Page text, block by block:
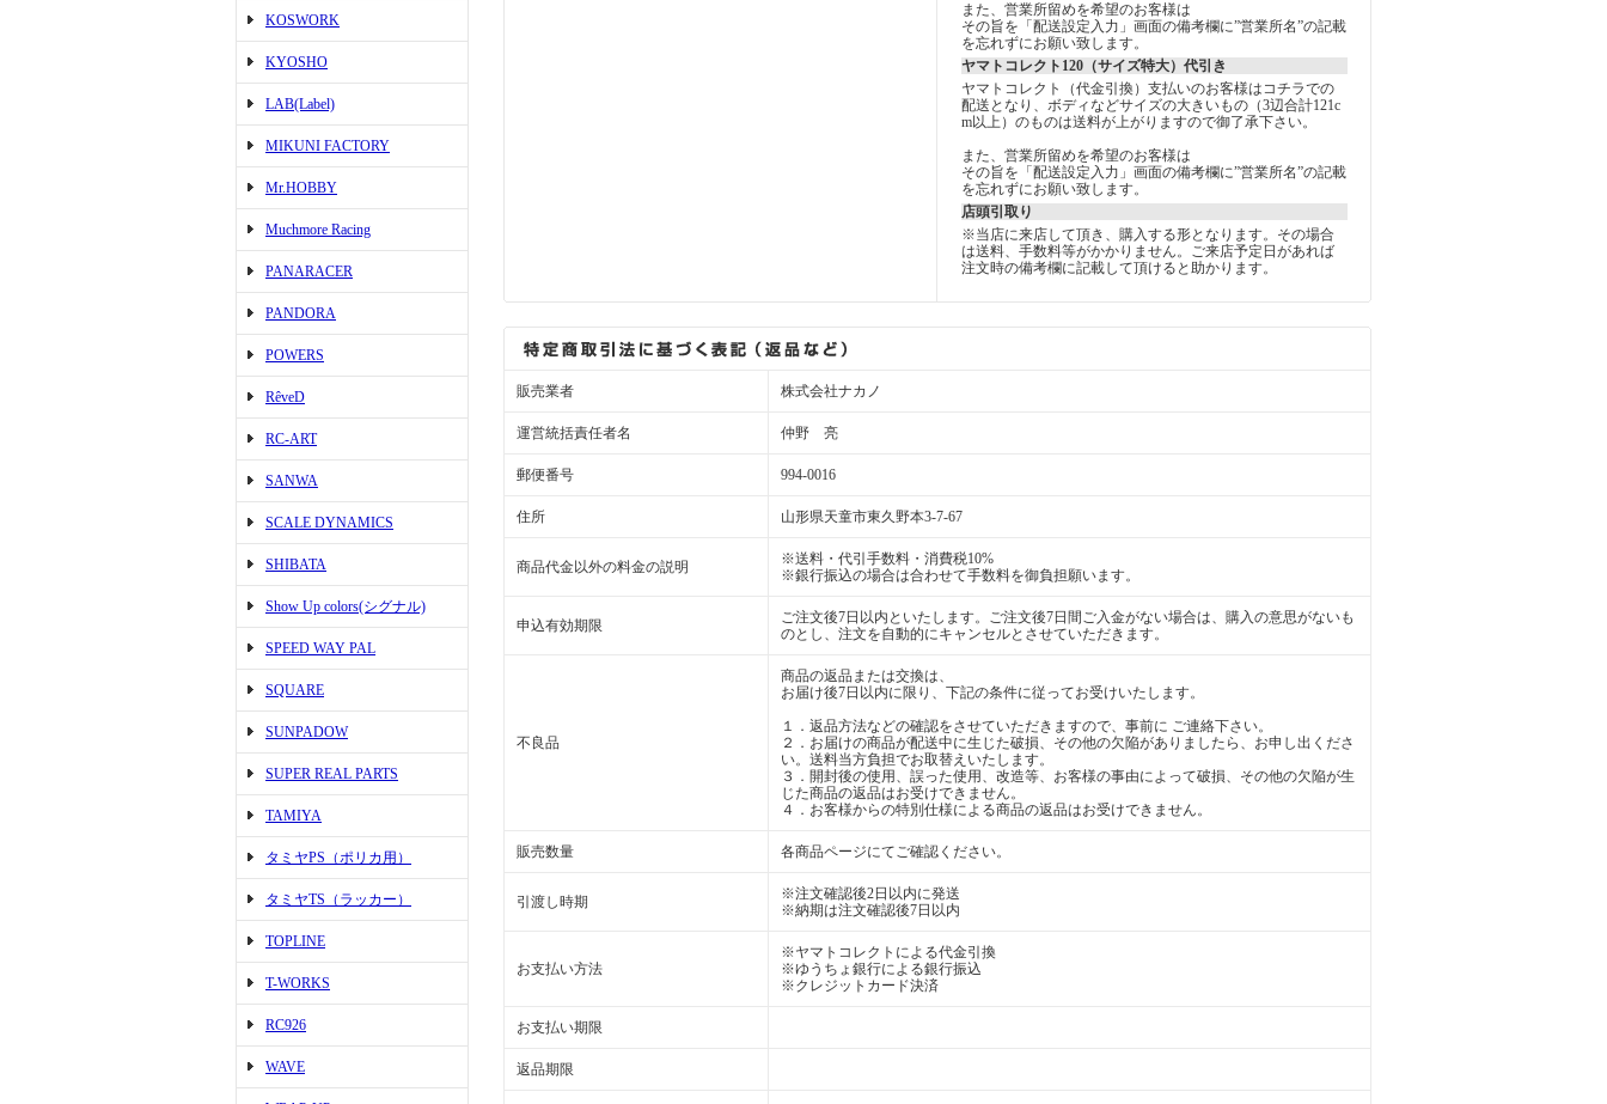
KOSWORK
KYOSHO
LAB(Label)
MIKUNI FACTORY
Mr.HOBBY
Muchmore Racing
PANARACER
PANDORA
POWERS
RêveD
RC-ART
SANWA
SCALE DYNAMICS
SHIBATA
Show Up colors(シグナル)
SPEED WAY PAL
SQUARE
SUNPADOW
SUPER REAL PARTS
TAMIYA
タミヤPS（ポリカ用）
タミヤTS（ラッカー）
TOPLINE
T-WORKS
RC926
WAVE
また、営業所留めを希望のお客様は
その旨を「配送設定入力」画面の備考欄に”営業所名”の記載
を忘れずにお願い致します。
ヤマトコレクト120（サイズ特大）代引き
ヤマトコレクト（代金引換）支払いのお客様はコチラでの
配送となり、ボディなどサイズの大きいもの（3辺合計121c
m以上）のものは送料が上がりますので御了承下さい。
また、営業所留めを希望のお客様は
その旨を「配送設定入力」画面の備考欄に”営業所名”の記載
を忘れずにお願い致します。
店頭引取り
※当店に来店して頂き、購入する形となります。その場合
は送料、手数料等がかかりません。ご来店予定日があれば
注文時の備考欄に記載して頂けると助かります。
販売業者 株式会社ナカノ
運営統括責任者名 仲野 亮
郵便番号 994-0016
住所 山形県天童市東久野本3-7-67
商品代金以外の料金の説明
※送料・代引手数料・消費税10%
※銀行振込の場合は合わせて手数料を御負担願います。
申込有効期限
ご注文後7日以内といたします。ご注文後7日間ご入金がない場合は、購入の意思がないも
のとし、注文を自動的にキャンセルとさせていただきます。
不良品
商品の返品または交換は、
お届け後7日以内に限り、下記の条件に従ってお受けいたします。
１．返品方法などの確認をさせていただきますので、事前に ご連絡下さい。
２．お届けの商品が配送中に生じた破損、その他の欠陥がありましたら、お申し出くださ
い。送料当方負担でお取替えいたします。
３．開封後の使用、誤った使用、改造等、お客様の事由によって破損、その他の欠陥が生
じた商品の返品はお受けできません。
４．お客様からの特別仕様による商品の返品はお受けできません。
販売数量 各商品ページにてご確認ください。
引渡し時期
※注文確認後2日以内に発送
※納期は注文確認後7日以内
お支払い方法
※ヤマトコレクトによる代金引換
※ゆうちょ銀行による銀行振込
※クレジットカード決済
お支払い期限
返品期限